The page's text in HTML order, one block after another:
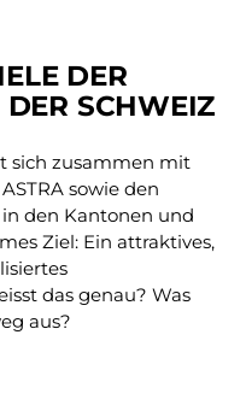
DER
SCHWEIZ
sich zusammen mit
sowie den
den Kantonen und
Ziel: Ein attraktives,
das genau? Was
aus?